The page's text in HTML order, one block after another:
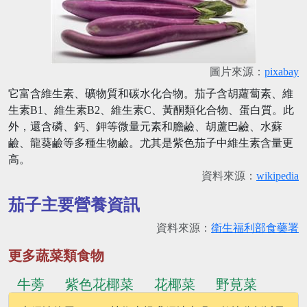
圖片來源： pixabay
它富含維生素、礦物質和碳水化合物。茄子含胡蘿蔔素、維
生素B1、維生素B2、維生素C、黃酮類化合物、蛋白質。此
外，還含磷、鈣、鉀等微量元素和膽鹼、胡蘆巴鹼、水蘇
鹼、龍葵鹼等多種生物鹼。尤其是紫色茄子中維生素含量更
高。
資料來源： wikipedia
茄子主要營養資訊
資料來源： 衛生福利部食藥署
更多蔬菜類食物
牛蒡
紫色花椰菜 花椰菜 野莧菜